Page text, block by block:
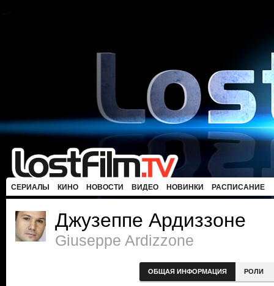
СЕРИАЛЫ КИНО НОВОСТИ ВИДЕО НОВИНКИ РАСПИСАНИЕ
Джузеппе Ардиззоне
Giuseppe Ardizzone
ОБЩАЯ ИНФОРМАЦИЯ РОЛИ